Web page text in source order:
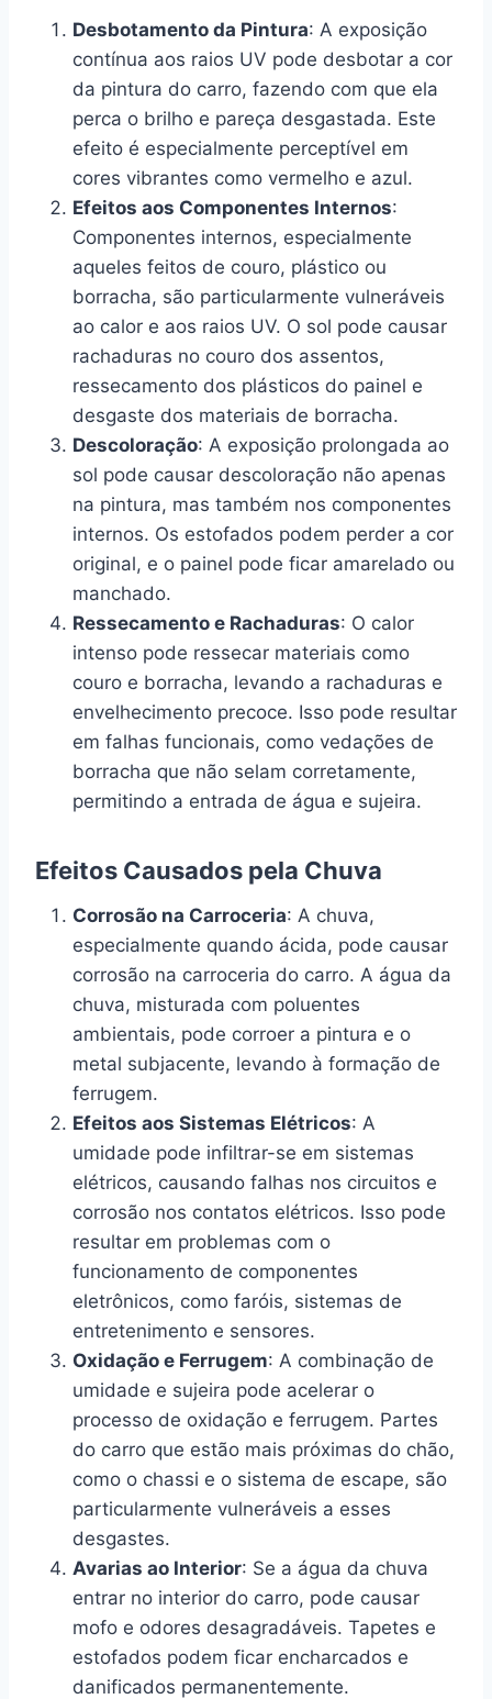
Desbotamento da Pintura: A exposição
contínua aos raios UV pode desbotar a cor
da pintura do carro, fazendo com que ela
perca o brilho e pareça desgastada. Este
efeito é especialmente perceptível em
cores vibrantes como vermelho e azul.
Efeitos aos Componentes Internos:
Componentes internos, especialmente
aqueles feitos de couro, plástico ou
borracha, são particularmente vulneráveis
ao calor e aos raios UV. O sol pode causar
rachaduras no couro dos assentos,
ressecamento dos plásticos do painel e
desgaste dos materiais de borracha.
Descoloração: A exposição prolongada ao
sol pode causar descoloração não apenas
na pintura, mas também nos componentes
internos. Os estofados podem perder a cor
original, e o painel pode ficar amarelado ou
manchado.
Ressecamento e Rachaduras: O calor
intenso pode ressecar materiais como
couro e borracha, levando a rachaduras e
envelhecimento precoce. Isso pode resultar
em falhas funcionais, como vedações de
borracha que não selam corretamente,
permitindo a entrada de água e sujeira.
Efeitos Causados pela Chuva
Corrosão na Carroceria: A chuva,
especialmente quando ácida, pode causar
corrosão na carroceria do carro. A água da
chuva, misturada com poluentes
ambientais, pode corroer a pintura e o
metal subjacente, levando à formação de
ferrugem.
Efeitos aos Sistemas Elétricos: A
umidade pode infiltrar-se em sistemas
elétricos, causando falhas nos circuitos e
corrosão nos contatos elétricos. Isso pode
resultar em problemas com o
funcionamento de componentes
eletrônicos, como faróis, sistemas de
entretenimento e sensores.
Oxidação e Ferrugem: A combinação de
umidade e sujeira pode acelerar o
processo de oxidação e ferrugem. Partes
do carro que estão mais próximas do chão,
como o chassi e o sistema de escape, são
particularmente vulneráveis a esses
desgastes.
Avarias ao Interior: Se a água da chuva
entrar no interior do carro, pode causar
mofo e odores desagradáveis. Tapetes e
estofados podem ficar encharcados e
danificados permanentemente.